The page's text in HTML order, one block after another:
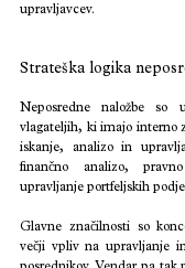
upravljavcev.
Strateška logika
Neposredne naložbe so
vlagateljih, ki imajo interno
iskanje, analizo in
finančno analizo,
upravljanje portfeljskih
Glavne značilnosti so
večji vpliv na upravljanje